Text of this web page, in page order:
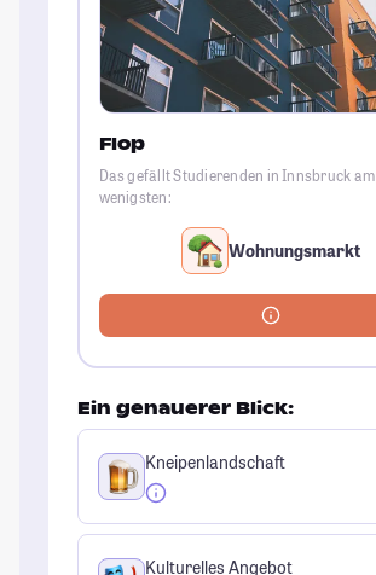
Flop
Das gefällt Studierenden in Innsbruck am
wenigsten:
Wohnungsmarkt
Ein genauerer Blick:
Kneipenlandschaft
Kulturelles Angebot